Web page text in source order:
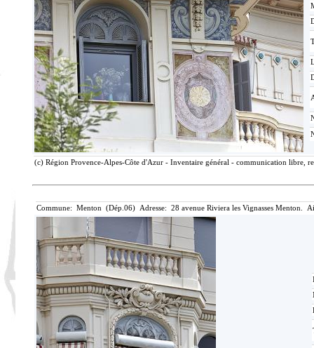
(c) Région Provence-Alpes-Côte d'Azur - Inventaire général - communication libre,
Commune: Menton (Dép.06) Adresse: 28 avenue Riviera les Vignasses Menton.